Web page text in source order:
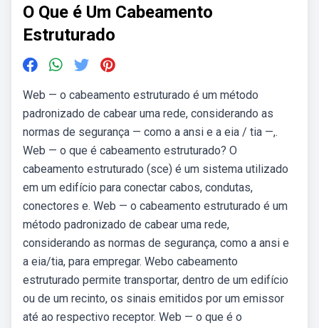
O Que é Um Cabeamento
Estruturado
Web — o cabeamento estruturado é um método
padronizado de cabear uma rede, considerando as
normas de segurança — como a ansi e a eia / tia —,.
Web — o que é cabeamento estruturado? O
cabeamento estruturado (sce) é um sistema utilizado
em um edifício para conectar cabos, condutas,
conectores e. Web — o cabeamento estruturado é um
método padronizado de cabear uma rede,
considerando as normas de segurança, como a ansi e
a eia/tia, para empregar. Webo cabeamento
estruturado permite transportar, dentro de um edifício
ou de um recinto, os sinais emitidos por um emissor
até ao respectivo receptor. Web — o que é o